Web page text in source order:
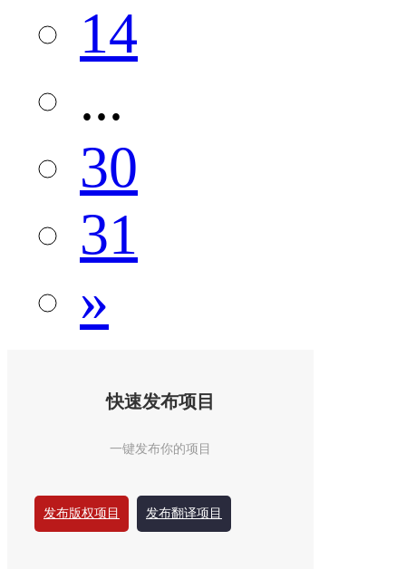
14
...
30
31
»
快速发布项目
一键发布你的项目
发布版权项目 发布翻译项目